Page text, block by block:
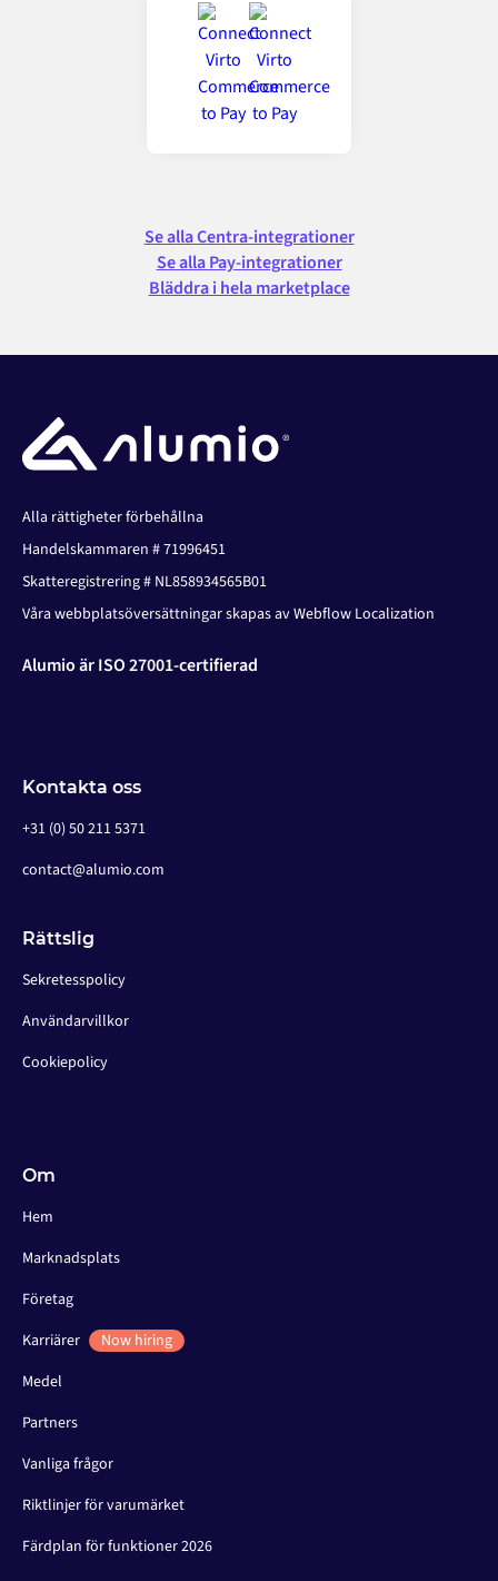
Se alla Centra-integrationer
Se alla Pay-integrationer
Bläddra i hela marketplace
Alla rättigheter förbehållna
Handelskammaren # 71996451
Skatteregistrering # NL858934565B01
Våra webbplatsöversättningar skapas av Webflow Localization
Alumio är ISO 27001-certifierad
Kontakta oss
+31 (0) 50 211 5371
contact@alumio.com
Rättslig
Sekretesspolicy
Användarvillkor
Cookiepolicy
Om
Hem
Marknadsplats
Företag
Karriärer
Now hiring
Medel
Partners
Vanliga frågor
Riktlinjer för varumärket
Färdplan för funktioner 2026